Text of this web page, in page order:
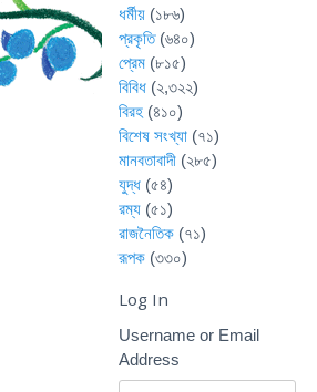
ধর্মীয় (১৮৬)
প্রকৃতি(৬৪০)
প্রেম (৮১৫)
বিবিধ (২,৩২২)
বিরহ (৪১০)
বিশেষ সংখ্যা (৭১)
মানবতাবাদী (২৮৫)
যুদ্ধ (৫৪)
রম্য (৫১)
রাজনৈতিক (৭১)
রূপক (৩৩০)
Log In
Username or Email
Address